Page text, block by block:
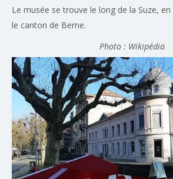
Le musée se trouve le long de la Suze, en
le canton de Berne.
Photo : Wikipédia